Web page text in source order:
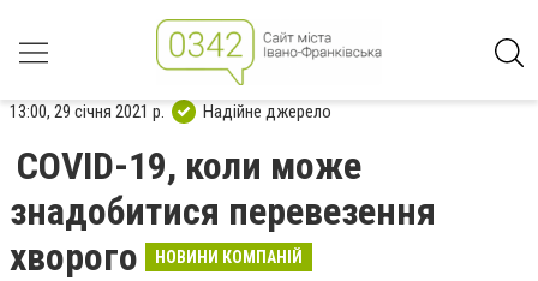
13:00, 29 січня 2021 р. Надійне джерело
COVID-19, коли може
знадобитися перевезення
хворого
НОВИНИ КОМПАНІЙ